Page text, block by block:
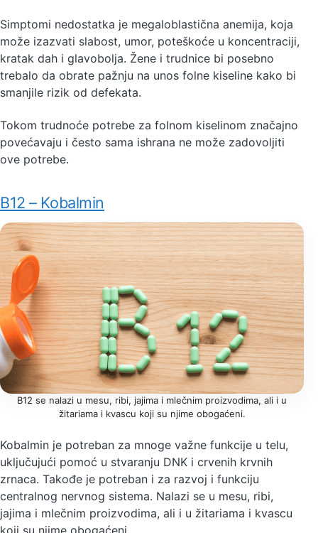
Simptomi nedostatka je megaloblastična anemija, koja
može izazvati slabost, umor, poteškoće u koncentraciji,
kratak dah i glavobolja. Žene i trudnice bi posebno
trebalo da obrate pažnju na unos folne kiseline kako bi
smanjile rizik od defekata.
Tokom trudnoće potrebe za folnom kiselinom značajno
povećavaju i često sama ishrana ne može zadovoljiti
ove potrebe.
B12 – Kobalmin
B12 se nalazi u mesu, ribi, jajima i mlečnim proizvodima, ali i u
žitariama i kvascu koji su njime obogaćeni.
Kobalmin je potreban za mnoge važne funkcije u telu,
uključujući pomoć u stvaranju DNK i crvenih krvnih
zrnaca. Takođe je potreban i za razvoj i funkciju
centralnog nervnog sistema. Nalazi se u mesu, ribi,
jajima i mlečnim proizvodima, ali i u žitariama i kvascu
koji su njime obogaćeni.